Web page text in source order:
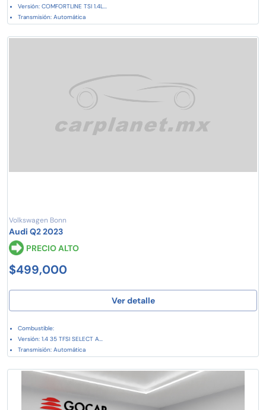
Versión: COMFORTLINE TSI 1.4L...
Transmisión: Automática
Volkswagen Bonn
Audi Q2 2023
PRECIO ALTO
$499,000
Ver detalle
Combustible:
Versión: 1.4 35 TFSI SELECT A...
Transmisión: Automática